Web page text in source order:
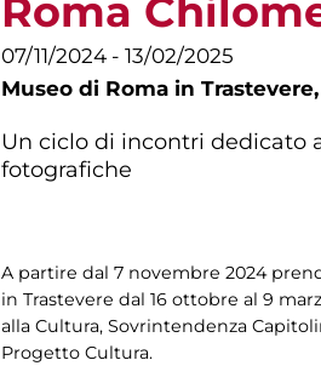
Roma
07/11/2024 - 13/02/2025
Museo di Roma in Trastevere,
Un ciclo di incontri dedicato
fotografiche
A partire dal 7 novembre 2024
in Trastevere dal 16 ottobre al 9
alla Cultura, Sovrintendenza
Progetto Cultura.